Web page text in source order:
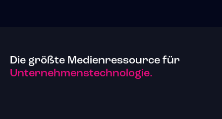
Die größte Medienressource für
Unternehmenstechnologie.